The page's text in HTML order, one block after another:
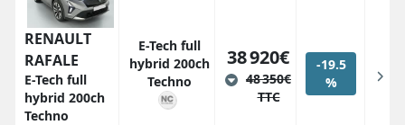
RENAULT
RAFALE
E-Tech full
hybrid 200ch
Techno
E-Tech full
hybrid 200ch
Techno
38 920€
48 350€
TTC
-19.5
%